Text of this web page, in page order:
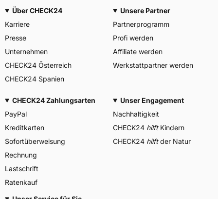
Über CHECK24
Karriere
Presse
Unternehmen
CHECK24 Österreich
CHECK24 Spanien
Unsere Partner
Partnerprogramm
Profi werden
Affiliate werden
Werkstattpartner werden
CHECK24 Zahlungsarten
PayPal
Kreditkarten
Sofortüberweisung
Rechnung
Lastschrift
Ratenkauf
Unser Engagement
Nachhaltigkeit
CHECK24 hilftKindern
CHECK24 hilftder Natur